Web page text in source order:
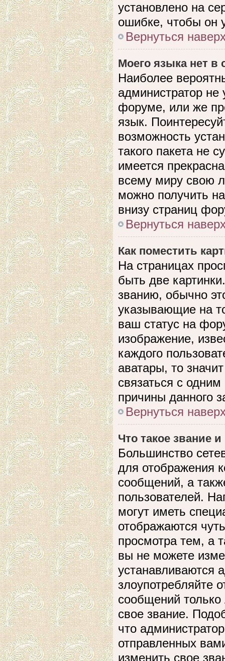
установлено на
ошибке, чтобы он
Вернуться
Моего языка нет в
Наиболее
администратор не
форуме, или же
язык.
возможность
такого пакета не
имеется
всему миру свою
можно получить
внизу страниц
Вернуться
Как поместить
На страницах
быть две
званию, обычно
указывающие на
ваш статус на
изображение,
каждого
аватары, то
связаться с
причины данного
Вернуться
Что такое звание
Большинство
для отображения
сообщений, а
пользователей.
могут иметь
отображаются
просмотра тем, а
вы не можете
устанавливаются
злоупотребляйте
сообщений
свое звание.
что
отправленных
изменить свое